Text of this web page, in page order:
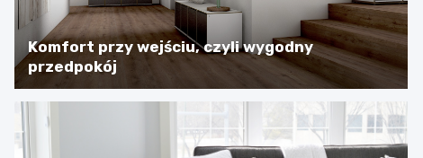
Komfort przy wejściu, czyli wygodny
przedpokój